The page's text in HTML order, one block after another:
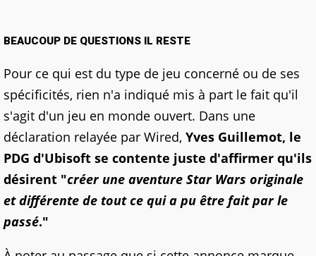
BEAUCOUP DE QUESTIONS IL RESTE
Pour ce qui est du type de jeu concerné ou de ses
spécificités, rien n'a indiqué mis à part le fait qu'il
s'agit d'un jeu en monde ouvert. Dans une
déclaration relayée par Wired, Yves Guillemot, le
PDG d'Ubisoft se contente juste d'affirmer qu'ils
désirent "créer une aventure Star Wars originale
et différente de tout ce qui a pu être fait par le
passé."